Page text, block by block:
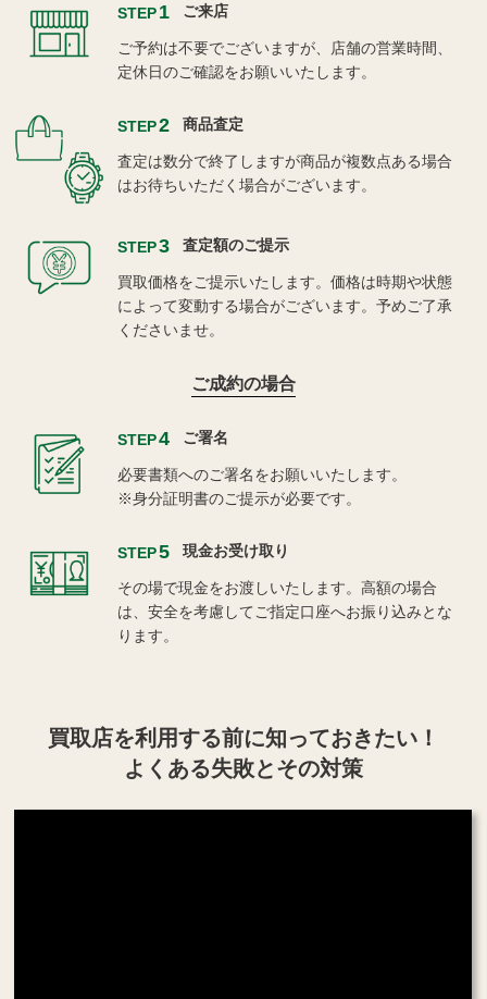
STEP1 ご来店
ご予約は不要でございますが、店舗の営業時間、
定休日のご確認をお願いいたします。
STEP2 商品査定
査定は数分で終了しますが商品が複数点ある場合
はお待ちいただく場合がございます。
STEP3 査定額のご提示
買取価格をご提示いたします。価格は時期や状態
によって変動する場合がございます。予めご了承
くださいませ。
ご成約の場合
STEP4 ご署名
必要書類へのご署名をお願いいたします。
※身分証明書のご提示が必要です。
STEP5 現金お受け取り
その場で現金をお渡しいたします。高額の場合
は、安全を考慮してご指定口座へお振り込みとな
ります。
買取店を利用する前に知っておきたい！
よくある失敗とその対策